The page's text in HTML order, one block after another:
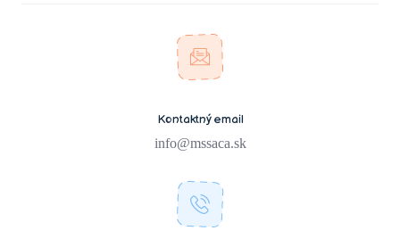
Kontaktný email
info@mssaca.sk